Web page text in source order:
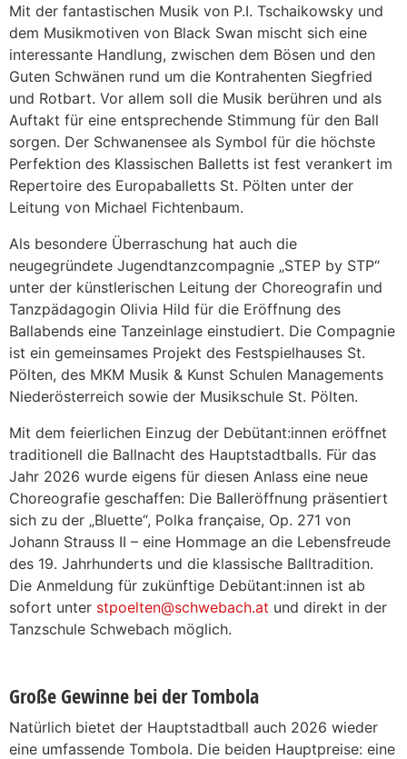
Mit der fantastischen Musik von P.I. Tschaikowsky und
dem Musikmotiven von Black Swan mischt sich eine
interessante Handlung, zwischen dem Bösen und den
Guten Schwänen rund um die Kontrahenten Siegfried
und Rotbart. Vor allem soll die Musik berühren und als
Auftakt für eine entsprechende Stimmung für den Ball
sorgen. Der Schwanensee als Symbol für die höchste
Perfektion des Klassischen Balletts ist fest verankert im
Repertoire des Europaballetts St. Pölten unter der
Leitung von Michael Fichtenbaum.
Als besondere Überraschung hat auch die
neugegründete Jugendtanzcompagnie „STEP by STP“
unter der künstlerischen Leitung der Choreografin und
Tanzpädagogin Olivia Hild für die Eröffnung des
Ballabends eine Tanzeinlage einstudiert. Die Compagnie
ist ein gemeinsames Projekt des Festspielhauses St.
Pölten, des MKM Musik & Kunst Schulen Managements
Niederösterreich sowie der Musikschule St. Pölten.
Mit dem feierlichen Einzug der Debütant:innen eröffnet
traditionell die Ballnacht des Hauptstadtballs. Für das
Jahr 2026 wurde eigens für diesen Anlass eine neue
Choreografie geschaffen: Die Balleröffnung präsentiert
sich zu der „Bluette“, Polka française, Op. 271 von
Johann Strauss II – eine Hommage an die Lebensfreude
des 19. Jahrhunderts und die klassische Balltradition.
Die Anmeldung für zukünftige Debütant:innen ist ab
sofort unter stpoelten@schwebach.at und direkt in der
Tanzschule Schwebach möglich.
Große Gewinne bei der Tombola
Natürlich bietet der Hauptstadtball auch 2026 wieder
eine umfassende Tombola. Die beiden Hauptpreise: eine